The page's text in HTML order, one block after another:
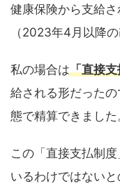
健康保険から支給さ
（2023年4月以降
私の場合は「直接
給される形だった
態で精算できました
この「直接支払制
いるわけではないと